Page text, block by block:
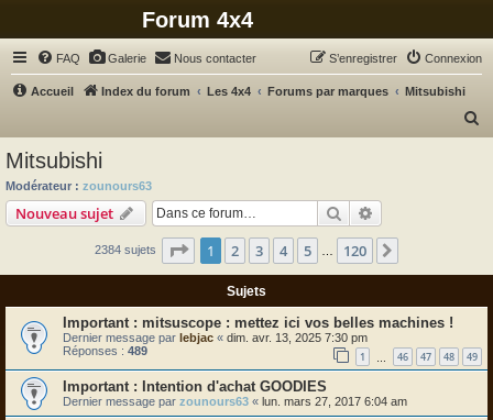
Forum 4x4
FAQ Galerie Nous contacter Connexion
S’enregistrer
Accueil Index du forum Les 4x4 Forums par marques
Mitsubishi
c
Mitsubishi
Modérateur : zounours63
Nouveau sujet Rechercher
2384 sujets Page 1sur120
1 2 3 4 5 120
Sujets
mitsuscope : mettez ici vos belles machines !
Dernier message par lebjac « dim. avr. 13, 2025 7:30 pm
Réponses : 489 1 46 47 48 49
Intention d'achat GOODIES
Dernier message par zounours63 « lun. mars 27, 2017 6:04 am